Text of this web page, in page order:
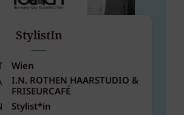
StylistIn
Wien
I.N. ROTHEN HAARSTUDIO &
FRISEURCAFÉ
Stylist*in